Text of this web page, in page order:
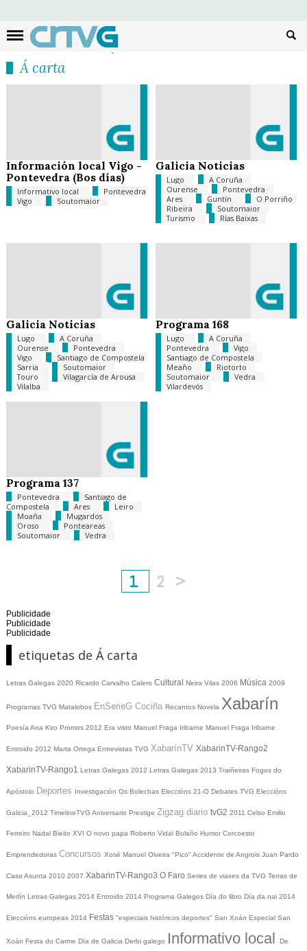
Á carta
Información local Vigo -
Pontevedra (Bos días)
Informativo local
Pontevedra
Vigo
Soutomaior
Galicia Noticias
Lugo
A Coruña
Ourense
Pontevedra
Ares
Guntín
O Porriño
Ribeira
Soutomaior
Turismo
Rías Baixas
Galicia Noticias
Lugo
A Coruña
Ourense
Pontevedra
Vigo
Santiago de Compostela
Sarria
Soutomaior
Touro
Vilagarcía de Arousa
Vilalba
Programa 168
Lugo
A Coruña
Pontevedra
Vigo
Santiago de Compostela
Meaño
Riotorto
Soutomaior
Vedra
Vilardevós
Programa 137
Pontevedra
Santiago de
Compostela
Ares
Leiro
Moaña
Mugardos
Oroso
Ponteareas
Soutomaior
Vedra
1 2 >
Publicidade
Publicidade
Publicidade
etiquetas de Á carta
Letras Galegas 2020 Ricardo Carvalho Calero Cultural Neira Vilas 2006 Música 2009
Programas TVG Matalobos EnSerieG Cociña Recantos Novela Xabarín
Poesía Ana Kiro Promos 2012 Era visto Manuel Fraga Iribarne Manuel Fraga Iribarne
Entroido 2012 Marta Ortega Entrevistas TVG XabarínTV XabarinTV-Rango2
XabarinTV-Rango1 Letras Galegas 2012 Letras Galegas 2013 Traiñeiras Fogos do
Apóstolo Deportes Investigación Os Bolechas Eleccións 21-O Debates TVG Eleccións
Galicia_2012 TimelineTVG Aniversario Prestige Zigzag diario tvG2 2011 Celso Emilio
Ferreiro Nadal Bieito XVI O novo papa Roberto Vidal Bolaño Humor Corcoesto
Emprendedoras Concursos Xosé Manuel Olveira "Pico" Accidente de Angrois Juan Pardo
Caso Asunta 2010 2007 XabarinTV-Rango3 O Faro Series de viaxes da TVG Terras de
Merlín Letras Galegas 2014 Entroido 2014 Programa Galegos Día do libro Día da nai 2014
Eleccións europeas 2014 Festas "especiais históricos deportes" San Xoán Especial San
Xoán Festa do Carme Día de Galicia Derbi galego Informativo local De